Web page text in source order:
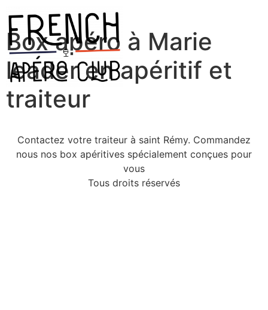
Box apéro à Marie
leader en apéritif et
traiteur
Contactez votre traiteur à saint Rémy. Commandez
nous nos box apéritives spécialement conçues pour
vous
Tous droits réservés